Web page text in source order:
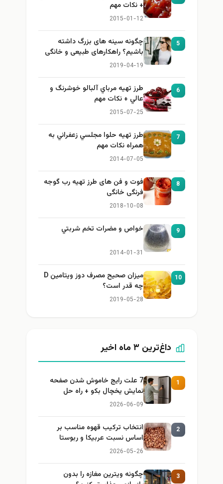
+ نكات مهم
2015-01-12
5
چگونه سینه های بزرگ داشته
باشیم؟ راهکارهای طبیعی و خانگی
برای بزرگ کردن سینه
2019-04-19
6
طرز تهيه مرباي آلبالو خوشرنگ و
عالي + نكات مهم
2015-07-25
7
طرز تهيه حلوا مجلسي زعفراني به
همراه نكات مهم
2014-07-05
8
فوت و فن های طرز تهیه رب گوجه
فرنگی خانگی
2018-10-08
9 خواص و مضرات تخم شربتي
2014-01-31
10
میزان صحیح مصرف دوز ویتامین D
چه قدر است؟
2019-05-28
داغ‌ترین ۳ ماه اخیر
1
7 علت رایج خاموش شدن صفحه
نمایش یخچال بکو + راه حل
2026-06-09
2
انتخاب ترکیب قهوه مناسب بر
اساس نسبت عربیکا و ربوستا
2026-05-26
3
چگونه ویترین مغازه را بدون